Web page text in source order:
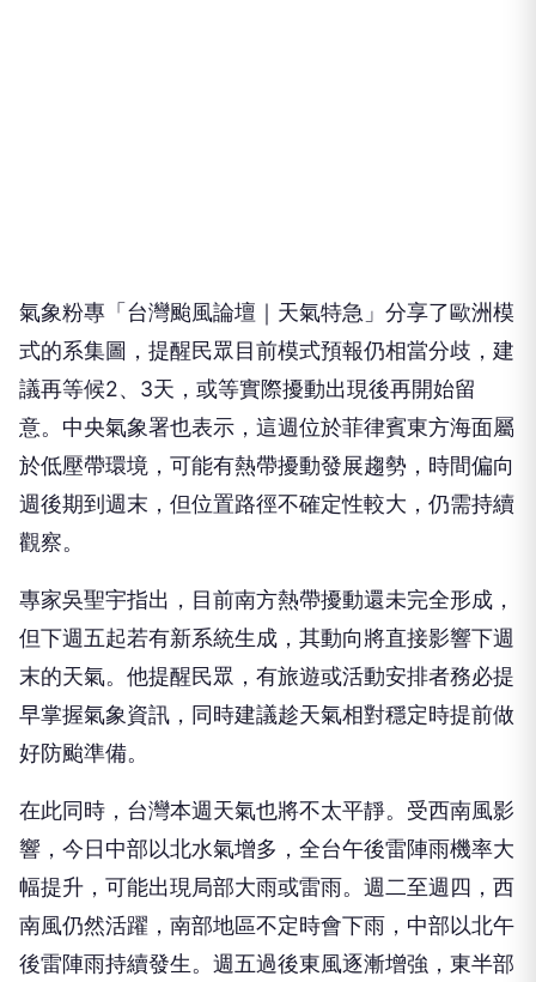
氣象粉專「台灣颱風論壇｜天氣特急」分享了歐洲模
式的系集圖，提醒民眾目前模式預報仍相當分歧，建
議再等候2、3天，或等實際擾動出現後再開始留
意。中央氣象署也表示，這週位於菲律賓東方海面屬
於低壓帶環境，可能有熱帶擾動發展趨勢，時間偏向
週後期到週末，但位置路徑不確定性較大，仍需持續
觀察。
專家吳聖宇指出，目前南方熱帶擾動還未完全形成，
但下週五起若有新系統生成，其動向將直接影響下週
末的天氣。他提醒民眾，有旅遊或活動安排者務必提
早掌握氣象資訊，同時建議趁天氣相對穩定時提前做
好防颱準備。
在此同時，台灣本週天氣也將不太平靜。受西南風影
響，今日中部以北水氣增多，全台午後雷陣雨機率大
幅提升，可能出現局部大雨或雷雨。週二至週四，西
南風仍然活躍，南部地區不定時會下雨，中部以北午
後雷陣雨持續發生。週五過後東風逐漸增強，東半部